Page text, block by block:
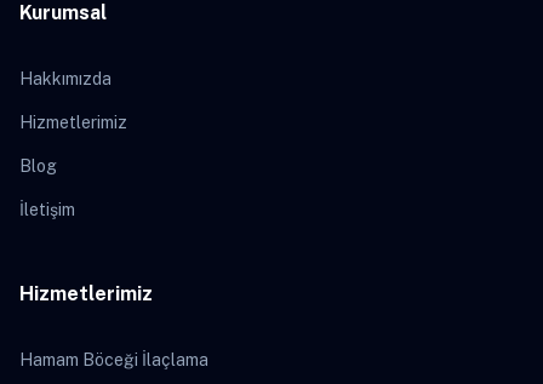
Kurumsal
Hakkımızda
Hizmetlerimiz
Blog
İletişim
Hizmetlerimiz
Hamam Böceği İlaçlama